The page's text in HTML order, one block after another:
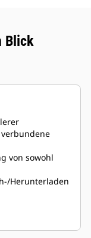
Blick
von sowohl
Herunterladen
HMI